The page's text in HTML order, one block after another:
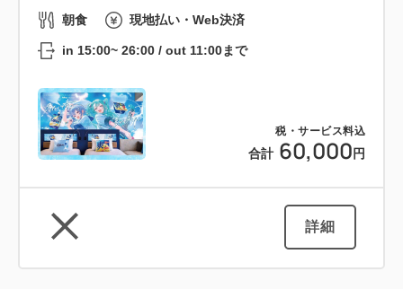
税・サービス料込
合計 60,000 円
朝食 現地払い・Web決済
in 15:00~ 26:00 / out 11:00まで
詳細